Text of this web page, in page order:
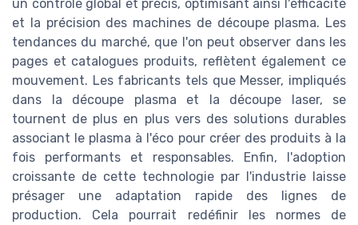
un contrôle global et précis, optimisant ainsi l'efficacité
et la précision des machines de découpe plasma. Les
tendances du marché, que l'on peut observer dans les
pages et catalogues produits, reflètent également ce
mouvement. Les fabricants tels que Messer, impliqués
dans la découpe plasma et la découpe laser, se
tournent de plus en plus vers des solutions durables
associant le plasma à l'éco pour créer des produits à la
fois performants et responsables. Enfin, l'adoption
croissante de cette technologie par l'industrie laisse
présager une adaptation rapide des lignes de
production. Cela pourrait redéfinir les normes de